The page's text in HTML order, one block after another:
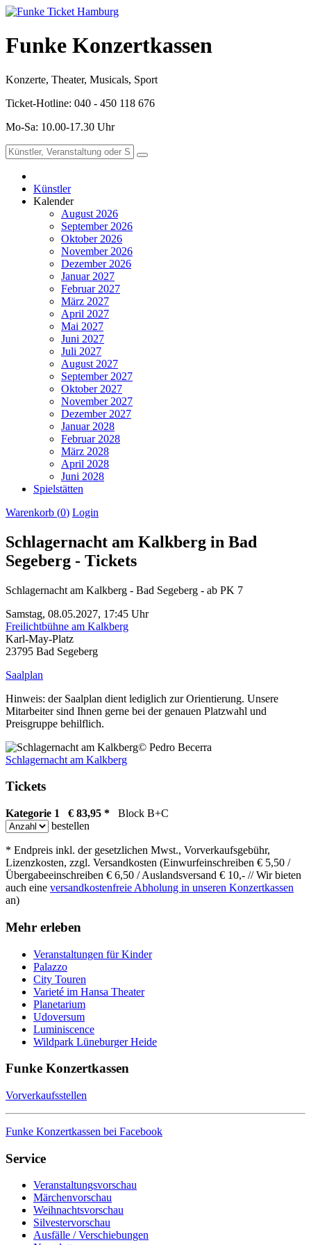
Funke Konzertkassen
Konzerte, Theater, Musicals, Sport
Ticket-Hotline: 040 - 450 118 676
Mo-Sa: 10.00-17.30 Uhr
Künstler
Kalender
August 2026
September 2026
Oktober 2026
November 2026
Dezember 2026
Januar 2027
Februar 2027
März 2027
April 2027
Mai 2027
Juni 2027
Juli 2027
August 2027
September 2027
Oktober 2027
November 2027
Dezember 2027
Januar 2028
Februar 2028
März 2028
April 2028
Juni 2028
Spielstätten
Warenkorb (0) Login
Schlagernacht am Kalkberg in Bad
Segeberg - Tickets
Schlagernacht am Kalkberg - Bad Segeberg - ab PK 7
Samstag, 08.05.2027, 17:45 Uhr
Freilichtbühne am Kalkberg
Karl-May-Platz
23795 Bad Segeberg
Saalplan
Hinweis: der Saalplan dient lediglich zur Orientierung. Unsere
Mitarbeiter sind Ihnen gerne bei der genauen Platzwahl und
Preisgruppe behilflich.
© Pedro Becerra
Schlagernacht am Kalkberg
Tickets
Kategorie 1 € 83,95 * Block B+C
bestellen
* Endpreis inkl. der gesetzlichen Mwst., Vorverkaufsgebühr,
Lizenzkosten, zzgl. Versandkosten (Einwurfeinschreiben € 5,50 /
Übergabeeinschreiben € 6,50 / Auslandsversand € 10,- // Wir bieten
auch eine versandkostenfreie Abholung in unseren Konzertkassen
an)
Mehr erleben
Veranstaltungen für Kinder
Palazzo
City Touren
Varieté im Hansa Theater
Planetarium
Udoversum
Luminiscence
Wildpark Lüneburger Heide
Funke Konzertkassen
Vorverkaufsstellen
Funke Konzertkassen bei Facebook
Service
Veranstaltungsvorschau
Märchenvorschau
Weihnachtsvorschau
Silvestervorschau
Ausfälle / Verschiebungen